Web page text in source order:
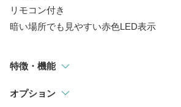
リモコン付き
暗い場所でも見やすい赤色LED表示
特徴・機能
オプション